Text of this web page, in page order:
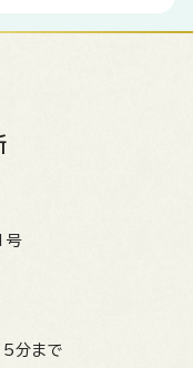
号
分まで